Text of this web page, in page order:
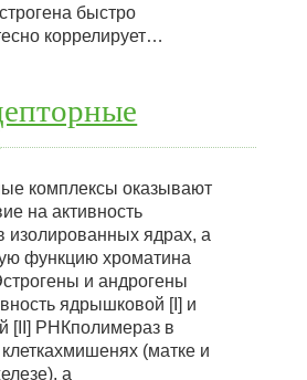
быстро
коррелирует…
комплексы оказывают
на активность
ядрах, а
функцию хроматина
и андрогены
ядрышковой [I] и
[II] РНКполимераз в
(матке и
а